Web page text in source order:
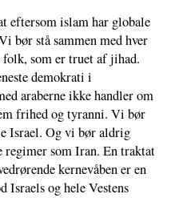
eftersom islam har globale
bør stå sammen med hver
folk, som er truet af jihad.
demokrati i
araberne ikke handler om
frihed og tyranni. Vi bør
Israel. Og vi bør aldrig
som Iran. En traktat
kernevåben er en
Israels og hele Vestens